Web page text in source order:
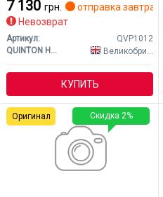
7 130 грн.
отправка завтра
Невозврат
Артикул:
QVP1012
QUINTON HAZELL
Великобритания
КУПИТЬ
Скидка 2%
Оригинал